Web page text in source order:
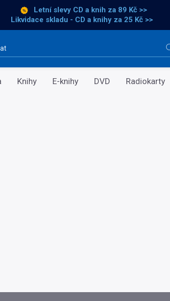
Letní slevy CD a knih za 89 Kč >>
Likvidace skladu - CD a knihy za 25 Kč >>
Knihy E-knihy DVD Radiokarty